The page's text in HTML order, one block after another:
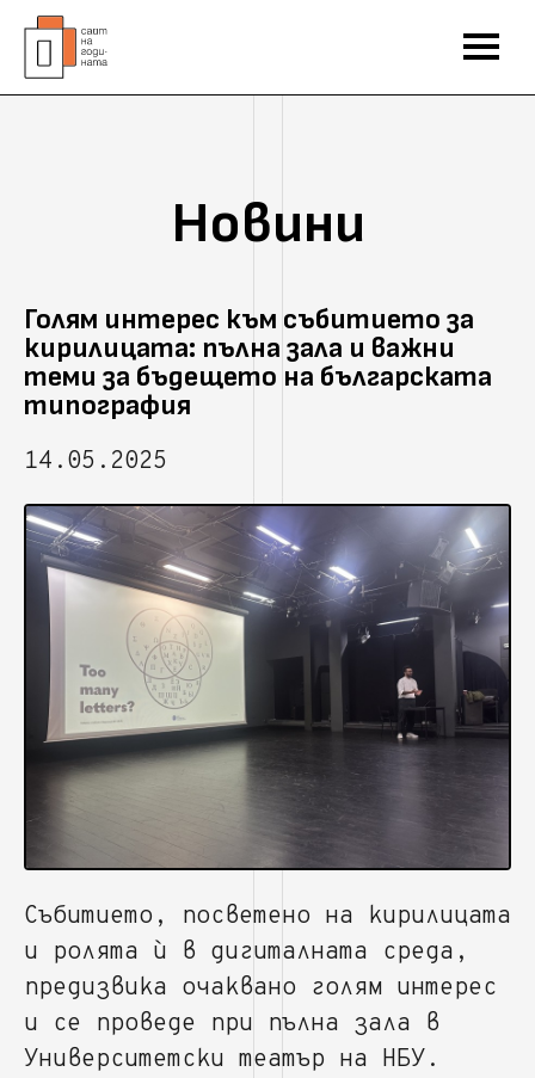
Новини
Голям интерес към събитието за
кирилицата: пълна зала и важни
теми за бъдещето на българската
типография
14.05.2025
Събитието, посветено на кирилицата
и ролята ѝ в дигиталната среда,
предизвика очаквано голям интерес
и се проведе при пълна зала в
Университетски театър на НБУ.